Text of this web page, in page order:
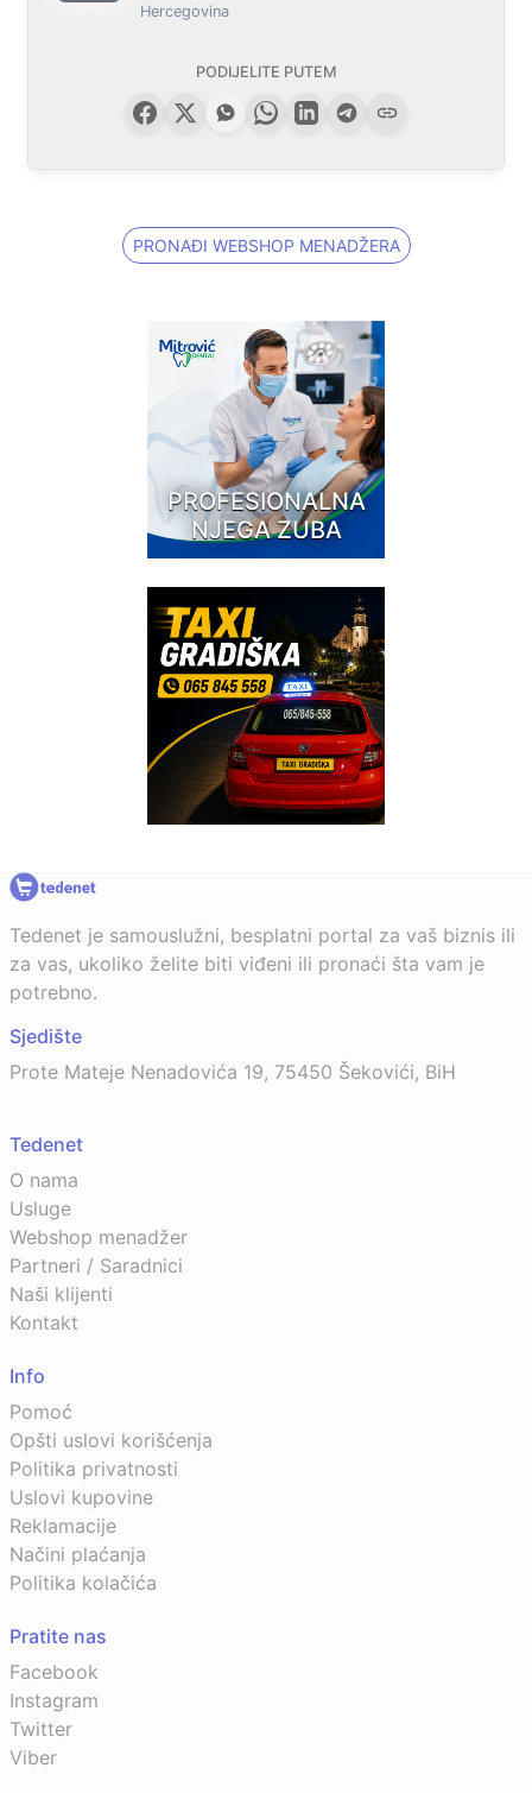
Hercegovina
PODIJELITE PUTEM
PRONAĐI WEBSHOP MENADŽERA
PROFESIONALNA
NJEGA ZUBA
Tedenet je samouslužni, besplatni portal za vaš biznis ili
za vas, ukoliko želite biti viđeni ili pronaći šta vam je
potrebno.
Sjedište
Prote Mateje Nenadovića 19, 75450 Šekovići, BiH
Tedenet
O nama
Usluge
Webshop menadžer
Partneri / Saradnici
Naši klijenti
Kontakt
Info
Pomoć
Opšti uslovi korišćenja
Politika privatnosti
Uslovi kupovine
Reklamacije
Načini plaćanja
Politika kolačića
Pratite nas
Facebook
Instagram
Twitter
Viber